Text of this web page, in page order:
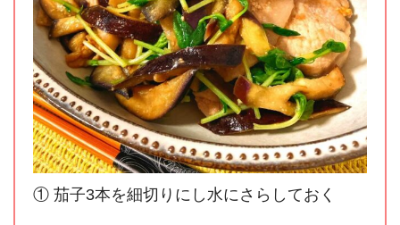
① 茄子3本を細切りにし水にさらしておく